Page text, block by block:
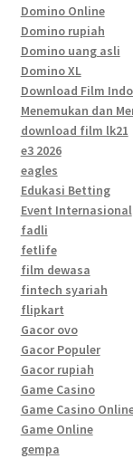
Domino Online
Domino rupiah
Domino uang asli
Domino XL
Download Film
Menemukan dan
download film lk21
e3 2026
eagles
Edukasi Betting
Event Internasional
fadli
fetlife
film dewasa
fintech syariah
flipkart
Gacor ovo
Gacor Populer
Gacor rupiah
Game Casino
Game Casino
Game Online
gempa